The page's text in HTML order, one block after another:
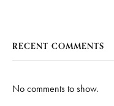
RECENT COMMENTS
No comments to show.